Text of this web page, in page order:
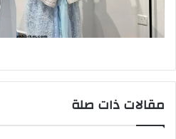
مقالات ذات صلة